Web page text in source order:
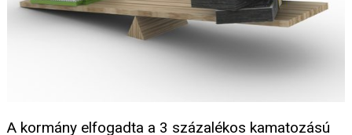
A kormány elfogadta a 3 százalékos kamatozású